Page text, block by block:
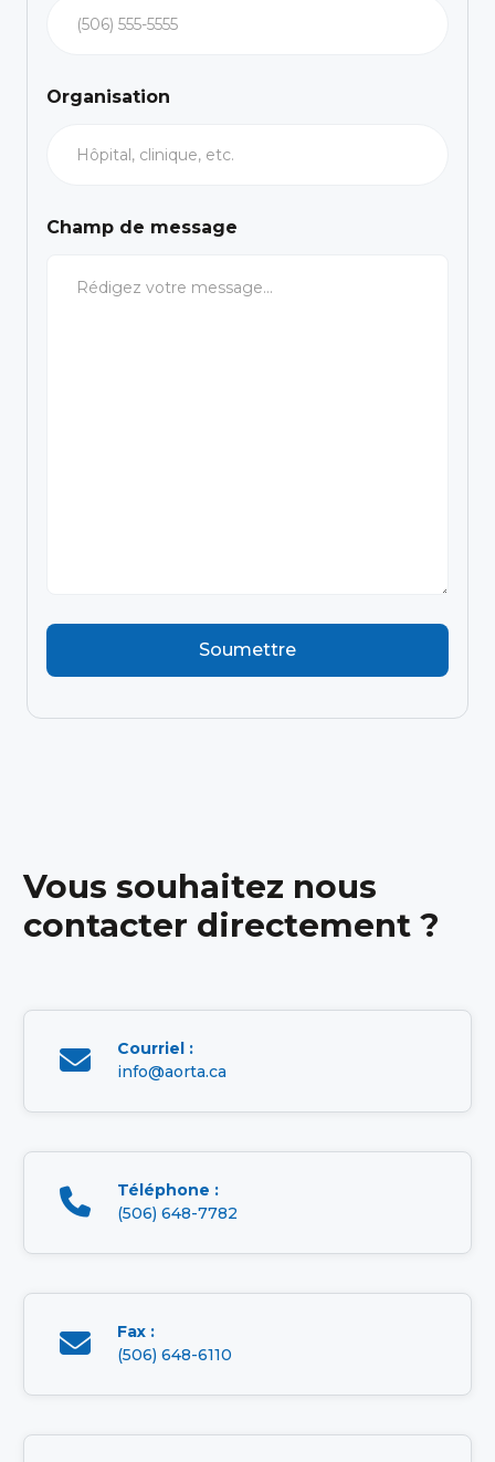
Organisation
Champ de message
Vous souhaitez nous
contacter directement ?

Courriel :
info@aorta.ca

Téléphone :
(506) 648-7782

Fax :
(506) 648-6110